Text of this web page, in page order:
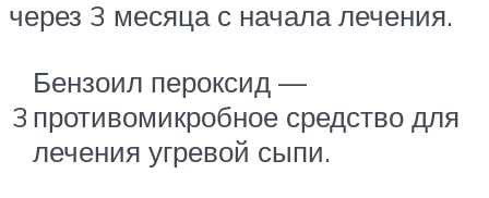
через 3 месяца с начала лечения.
3
Бензоил пероксид —
противомикробное средство для
лечения угревой сыпи.